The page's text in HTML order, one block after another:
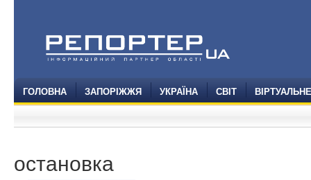
ГОЛОВНА ЗАПОРІЖЖЯ УКРАЇНА СВІТ
остановка